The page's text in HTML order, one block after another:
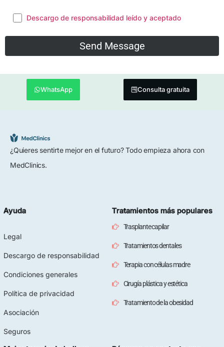
Descargo de responsabilidad leído y aceptado
WhatsApp Consulta gratuita
¿Quieres sentirte mejor en el futuro? Todo empieza ahora con
MedClinics.
Ayuda
Legal
Descargo de responsabilidad
Condiciones generales
Política de privacidad
Asociación
Seguros
Tratamientos más populares
Trasplante capilar
Tratamientos dentales
Terapia con células madre
Cirugía plástica y estética
Tratamiento de la obesidad